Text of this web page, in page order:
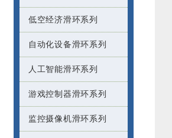
低空经济滑环系列
自动化设备滑环系列
人工智能滑环系列
游戏控制器滑环系列
监控摄像机滑环系列